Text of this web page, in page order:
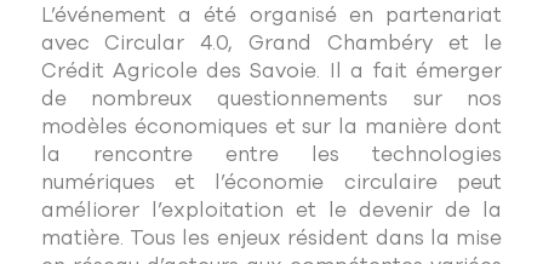
L’événement a été organisé en partenariat
avec Circular 4.0, Grand Chambéry et le
Crédit Agricole des Savoie. Il a fait émerger
de nombreux questionnements sur nos
modèles économiques et sur la manière dont
la rencontre entre les technologies
numériques et l’économie circulaire peut
améliorer l’exploitation et le devenir de la
matière. Tous les enjeux résident dans la mise